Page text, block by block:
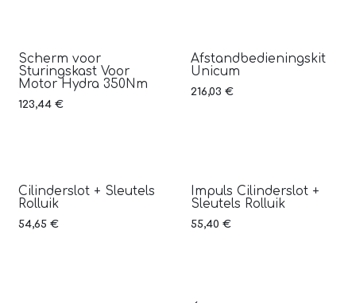
Scherm voor
Sturingskast Voor
Motor Hydra 350Nm
123,44 €
Afstandbedieningskit
Unicum
216,03 €
Cilinderslot + Sleutels
Rolluik
54,65 €
Impuls Cilinderslot +
Sleutels Rolluik
55,40 €